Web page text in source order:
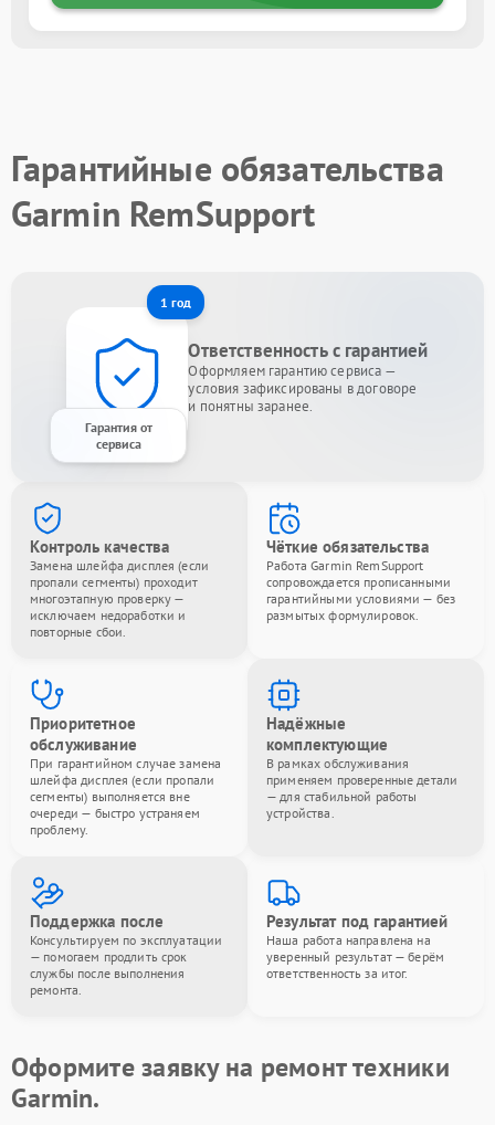
Гарантийные обязательства
Garmin RemSupport
1 год
Гарантия от
сервиса
Ответственность с гарантией
Оформляем гарантию сервиса —
условия зафиксированы в договоре
и понятны заранее.
Контроль качества
Замена шлейфа дисплея (если
пропали сегменты) проходит
многоэтапную проверку —
исключаем недоработки и
повторные сбои.
Чёткие обязательства
Работа Garmin RemSupport
сопровождается прописанными
гарантийными условиями — без
размытых формулировок.
Приоритетное
обслуживание
При гарантийном случае замена
шлейфа дисплея (если пропали
сегменты) выполняется вне
очереди — быстро устраняем
проблему.
Надёжные
комплектующие
В рамках обслуживания
применяем проверенные детали
— для стабильной работы
устройства.
Поддержка после
Консультируем по эксплуатации
— помогаем продлить срок
службы после выполнения
ремонта.
Результат под гарантией
Наша работа направлена на
уверенный результат — берём
ответственность за итог.
Оформите заявку на ремонт техники
Garmin.